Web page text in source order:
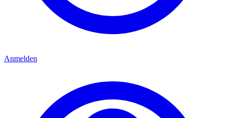
Anmelden